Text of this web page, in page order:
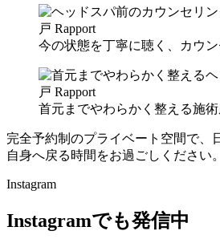
今の状態を丁寧に聴く、カウ
首元までやわらかく整える施
完全予約制のプライベート空間で、
自身へ戻る時間をお過ごしください。
Instagram
Instagramでも発信中